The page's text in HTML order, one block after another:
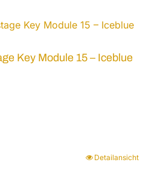
Key Module 15 – Iceblue
Detailansicht